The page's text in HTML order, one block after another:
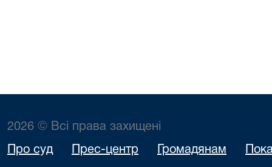
2026 © Всі права захищені
Про суд Прес-центр Громадянам